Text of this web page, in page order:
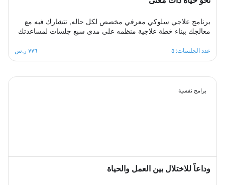
برنامج علاجي سلوكي معرفي مخصص لكل حاله, تتشارك فيه مع
معالجك ببناء خطة علاجية منظمه على مدى سبع جلسات لمساعدتك
والاحباط، ستكون قادرا على رفع استبصارك الذاتي وفهم مشاعرك
واستعادة نظرتك لنفسك وللحياة وللمستقبل ورفع ثقتك بنفسك
الذنب ومحو تلك النظرة السوداوية ،معالجك سيكون الى جانبك
عدد الجلسات: ٥ ٧٧٦ ر.س
برامج نفسية
وداعاً للاختلال بين العمل والحياة